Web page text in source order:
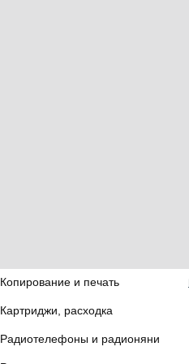
Копирование и печать
Картриджи, расходка
Радиотелефоны и радионяни